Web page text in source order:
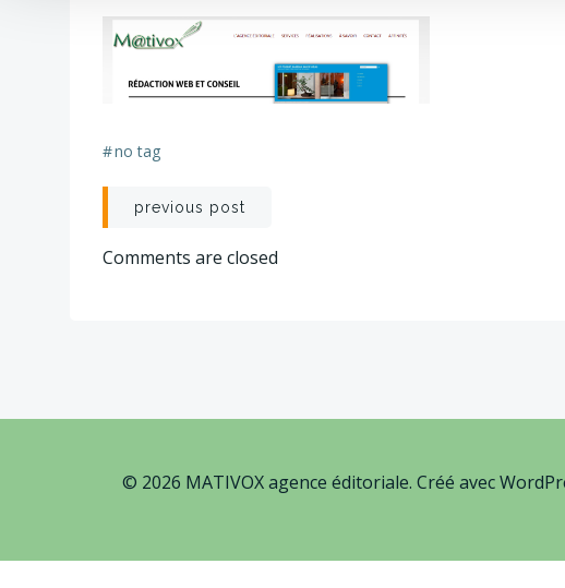
#no tag
Post
navigation
previous post
Comments are closed
© 2026 MATIVOX agence éditoriale. Créé avec